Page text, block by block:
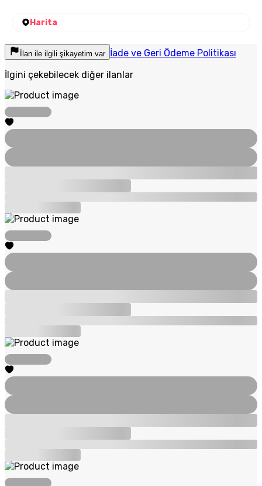
Harita
İlan ile ilgili şikayetim var İade ve Geri Ödeme Politikası
İlgini çekebilecek diğer ilanlar